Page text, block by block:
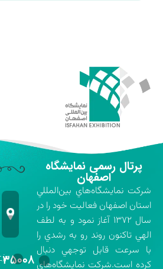
پرتال رسمی نمایشگاه
اصفهان
شركت نمايشگاه‌هاي بين‌المللي
استان اصفهان فعاليت خود را در
سال ۱۳۷۲ آغاز نمود و به لطف
الهي تاكنون روند رو به رشدي را
با سرعت قابل توجهي دنبال
كرده است.شركت نمايشگاه‌هاي ۳۵۰۰۸